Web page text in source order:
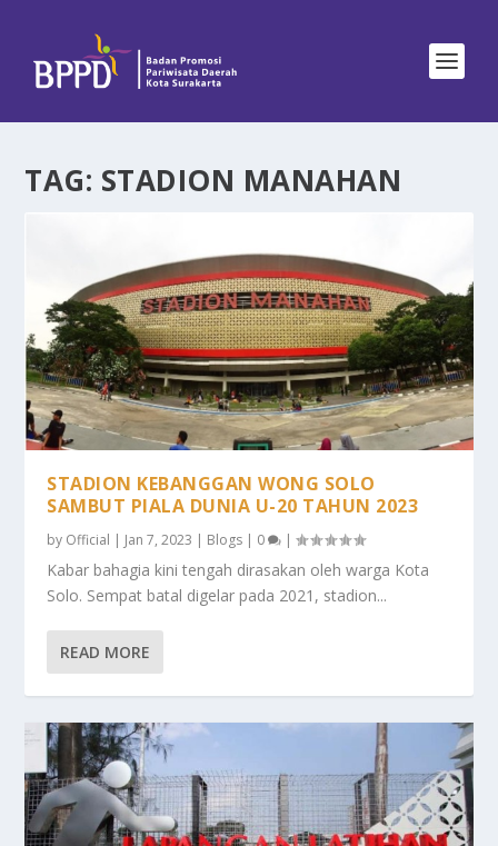
TAG: STADION MANAHAN
STADION KEBANGGAN WONG SOLO
SAMBUT PIALA DUNIA U-20 TAHUN 2023
by Official | Jan 7, 2023 | Blogs | 0 |
Kabar bahagia kini tengah dirasakan oleh warga Kota
Solo. Sempat batal digelar pada 2021, stadion...
READ MORE